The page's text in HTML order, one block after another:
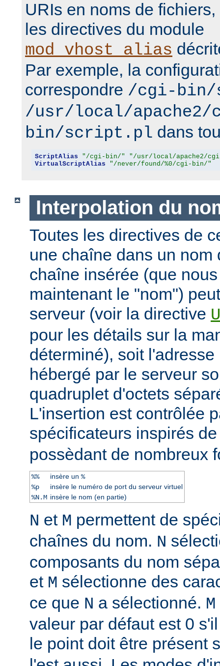
URIs en noms de
les directives du module
mod_vhost_alias
Par exemple, la
correspondre /cgi-
/usr/local/apache2/
bin/script.pl dans
ScriptAlias "/cgi-bin/"
"/usr/local/apache2/
VirtualScriptAlias
"/never/found/%0/cgi-bin/"
Interpolation du
Toutes les directives de
une chaîne dans un nom
chaîne insérée (que
maintenant le "nom")
serveur (voir la directive
pour les détails sur la
déterminé), soit
hébergé par le serveur
quadruplet d'octets
L'insertion est contrôlée
spécificateurs inspirés
possèdant de nombreux
%% insère un %
%p
insère le numéro de port du serveur virtuel
%N.M insère le nom (en partie)
N et M permettent de
chaînes du nom. N
composants du nom
et M sélectionne des
ce que N a sélectionné. M
valeur par défaut est 0
le point doit être présent